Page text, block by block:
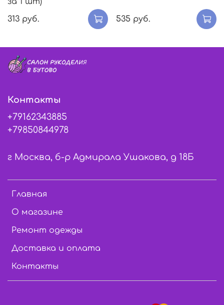
313 руб.
535 руб.
Главная
О магазине
Ремонт одежды
Доставка и оплата
Контакты
Контакты
+79162343885
+79850844978
г Москва, б-р Адмирала Ушакова, д 18Б